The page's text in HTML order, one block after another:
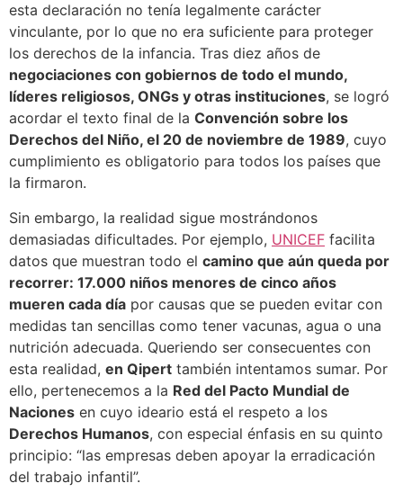
esta declaración no tenía legalmente carácter
vinculante, por lo que no era suficiente para proteger
los derechos de la infancia. Tras diez años de
negociaciones con gobiernos de todo el mundo,
líderes religiosos, ONGs y otras instituciones, se logró
acordar el texto final de la Convención sobre los
Derechos del Niño, el 20 de noviembre de 1989, cuyo
cumplimiento es obligatorio para todos los países que
la firmaron.
Sin embargo, la realidad sigue mostrándonos
demasiadas dificultades. Por ejemplo, UNICEF facilita
datos que muestran todo el camino que aún queda por
recorrer: 17.000 niños menores de cinco años
mueren cada día por causas que se pueden evitar con
medidas tan sencillas como tener vacunas, agua o una
nutrición adecuada. Queriendo ser consecuentes con
esta realidad, en Qipert también intentamos sumar. Por
ello, pertenecemos a la Red del Pacto Mundial de
Naciones en cuyo ideario está el respeto a los
Derechos Humanos, con especial énfasis en su quinto
principio: “las empresas deben apoyar la erradicación
del trabajo infantil”.